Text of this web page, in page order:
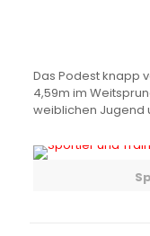
Das Podest knapp
4,59m im
weiblichen Jugend